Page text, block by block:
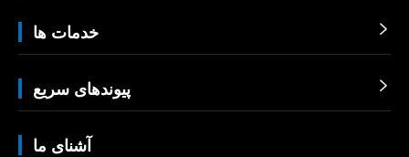
خدمات ها 
پیوندهای سریع 
آشنای ما